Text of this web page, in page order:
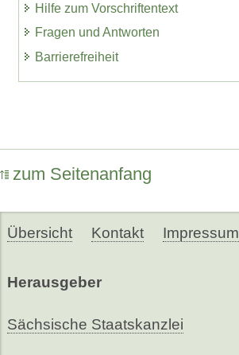
Hilfe zum Vorschriftentext
Fragen und Antworten
Barrierefreiheit
zum Seitenanfang
Übersicht Kontakt Impressum
Herausgeber
Sächsische Staatskanzlei